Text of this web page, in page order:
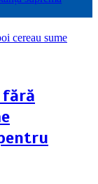
fără